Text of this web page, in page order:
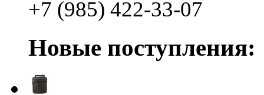
+7 (985) 422-33-07
Новые поступления: